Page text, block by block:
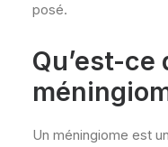
posé.
Qu’est-ce
Un méningiome est